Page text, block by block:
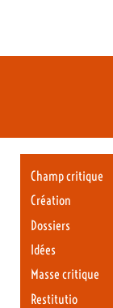
Champ critique
Création
Dossiers
Idées
Masse critique
Restitutio